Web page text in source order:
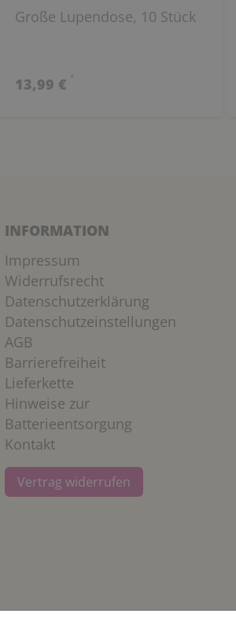
Große Lupendose, 10 Stück
13,99 € *
INFORMATION
Impressum
Widerrufsrecht
Datenschutzerklärung
Datenschutzeinstellungen
AGB
Barrierefreiheit
Lieferkette
Hinweise zur
Batterieentsorgung
Kontakt
Vertrag widerrufen